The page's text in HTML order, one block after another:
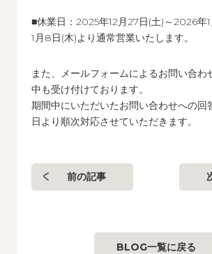
■休業日：2025年12月27日(土)～2026年
1月8日(木)より通常営業いたします。
また、メールフォームによるお問い合わ
中も受け付けております。
期間中にいただいたお問い合わせへの回
日より順次対応させていただきます。
前の記事
BLOG一覧に戻る